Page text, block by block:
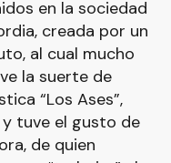
en la sociedad
creada por un
al cual mucho
la suerte de
“Los Ases”,
tuve el gusto de
de quien